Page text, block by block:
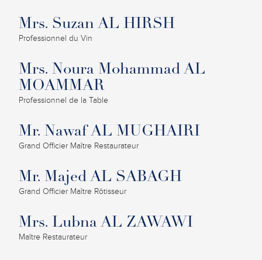
Mrs. Suzan AL HIRSH
Professionnel du Vin
Mrs. Noura Mohammad AL
MOAMMAR
Professionnel de la Table
Mr. Nawaf AL MUGHAIRI
Grand Officier Maître Restaurateur
Mr. Majed AL SABAGH
Grand Officier Maître Rôtisseur
Mrs. Lubna AL ZAWAWI
Maître Restaurateur